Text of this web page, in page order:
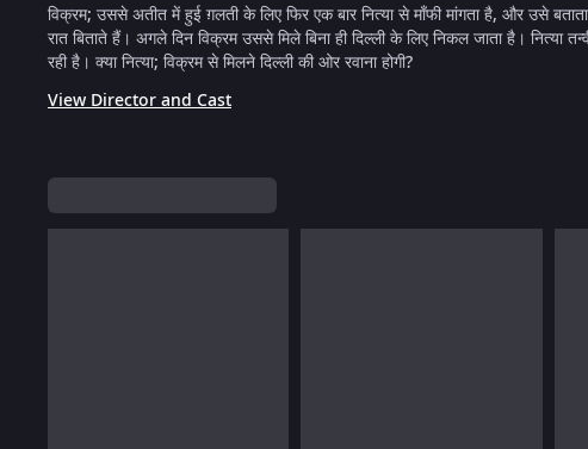
विक्रम; उससे अतीत में हुई ग़लती के लिए फिर एक बार नित्या से माँफी मांगता है, और उसे
रात बिताते हैं। अगले दिन विक्रम उससे मिले बिना ही दिल्ली के लिए निकल जाता है। नित्या
रही है। क्या नित्या; विक्रम से मिलने दिल्ली की ओर रवाना होगी?
View Director and Cast